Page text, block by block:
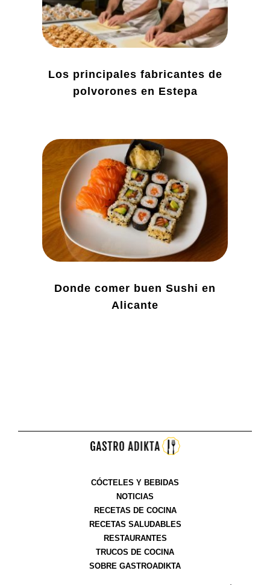
Los principales fabricantes de
polvorones en Estepa
Donde comer buen Sushi en
Alicante
CÓCTELES Y BEBIDAS
NOTICIAS
RECETAS DE COCINA
RECETAS SALUDABLES
RESTAURANTES
TRUCOS DE COCINA
SOBRE GASTROADIKTA